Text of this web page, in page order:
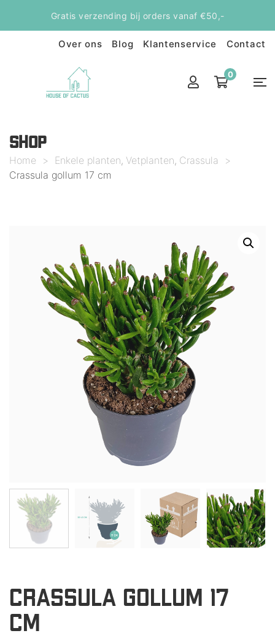
Gratis verzending bij orders vanaf €50,-
Over ons Blog Klantenservice Contact
0
SHOP
Home > Enkele planten, Vetplanten, Crassula
>
Crassula gollum 17 cm
CRASSULA GOLLUM 17
CM